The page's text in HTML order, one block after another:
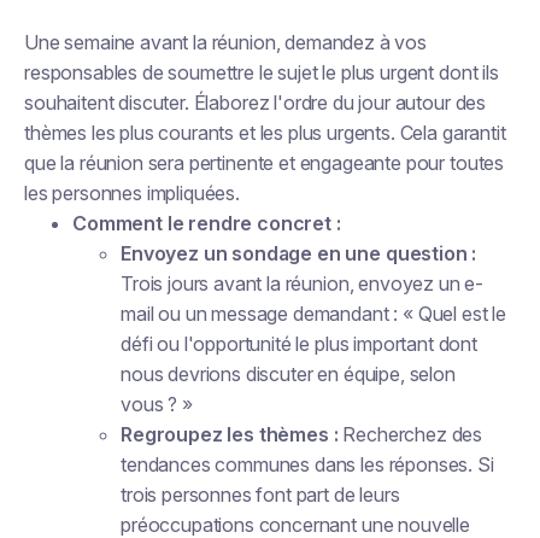
Une semaine avant la réunion, demandez à vos
responsables de soumettre le sujet le plus urgent dont ils
souhaitent discuter. Élaborez l'ordre du jour autour des
thèmes les plus courants et les plus urgents. Cela garantit
que la réunion sera pertinente et engageante pour toutes
les personnes impliquées.
Comment le rendre concret :
Envoyez un sondage en une question :
Trois jours avant la réunion, envoyez un e-
mail ou un message demandant : « Quel est le
défi ou l'opportunité le plus important dont
nous devrions discuter en équipe, selon
vous ? »
Regroupez les thèmes : Recherchez des
tendances communes dans les réponses. Si
trois personnes font part de leurs
préoccupations concernant une nouvelle